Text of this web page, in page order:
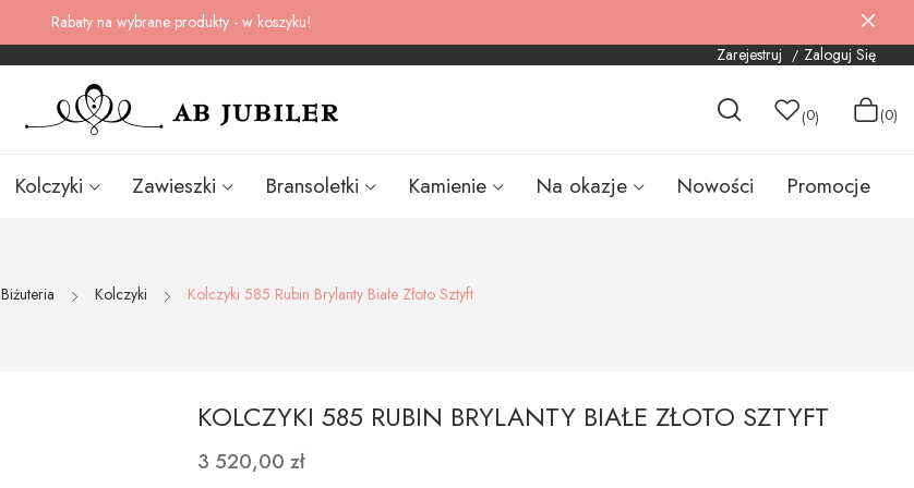
Rabaty na wybrane produkty - w koszyku!
Zarejestruj Zaloguj Się
(0) (0)
Kolczyki Zawieszki Bransoletki Kamienie Na okazje Nowości Promocje
Biżuteria Kolczyki Kolczyki 585 Rubin Brylanty Białe Złoto Sztyft
KOLCZYKI 585 RUBIN BRYLANTY BIAŁE ZŁOTO SZTYFT
3 520,00 zł